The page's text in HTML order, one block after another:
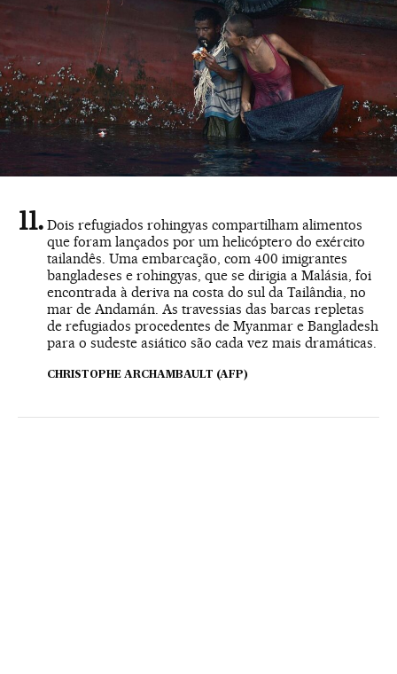
Dois refugiados rohingyas compartilham alimentos
que foram lançados por um helicóptero do exército
tailandês. Uma embarcação, com 400 imigrantes
bangladeses e rohingyas, que se dirigia a Malásia, foi
encontrada à deriva na costa do sul da Tailândia, no
mar de Andamán. As travessias das barcas repletas
de refugiados procedentes de Myanmar e Bangladesh
para o sudeste asiático são cada vez mais dramáticas.
CHRISTOPHE ARCHAMBAULT (AFP)